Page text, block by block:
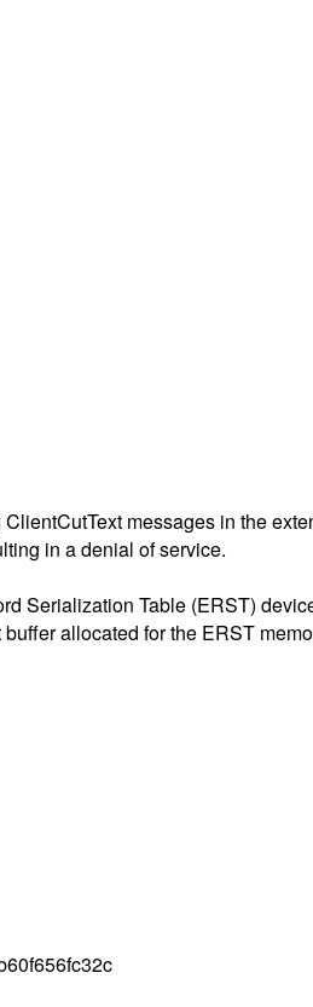
messages in the
in a denial of service.
Serialization Table (ERST)
allocated for the ERST